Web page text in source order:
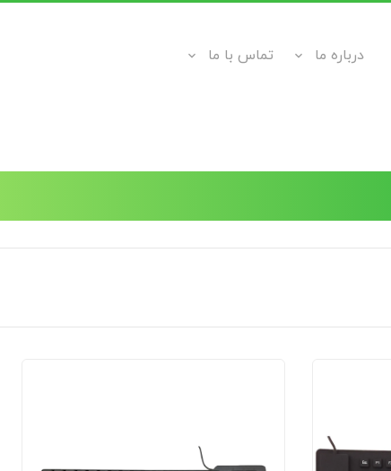
درباره ما تماس با ما